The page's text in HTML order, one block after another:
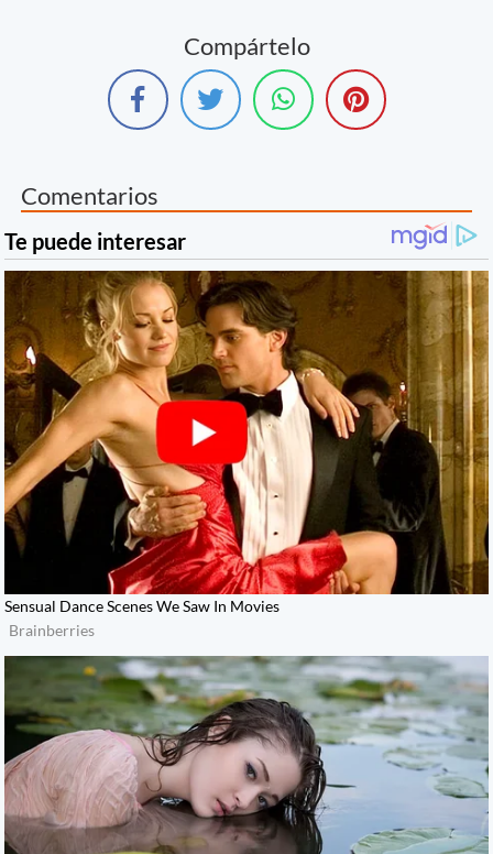
Compártelo
Comentarios